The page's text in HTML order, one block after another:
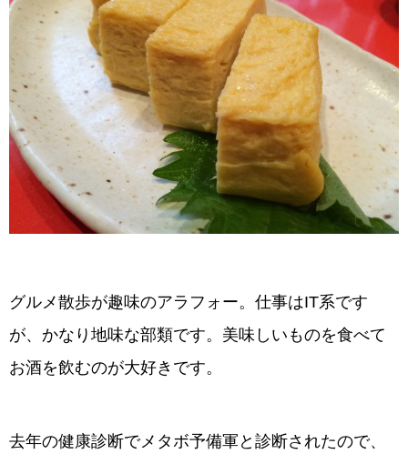
グルメ散歩が趣味のアラフォー。仕事はIT系です
が、かなり地味な部類です。美味しいものを食べて
お酒を飲むのが大好きです。
去年の健康診断でメタボ予備軍と診断されたので、